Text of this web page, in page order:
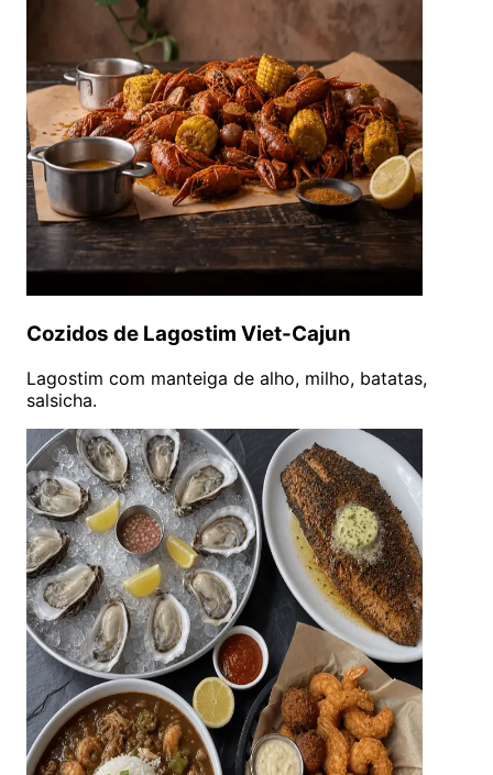
Cozidos de Lagostim Viet-Cajun
Lagostim com manteiga de alho, milho, batatas,
salsicha.